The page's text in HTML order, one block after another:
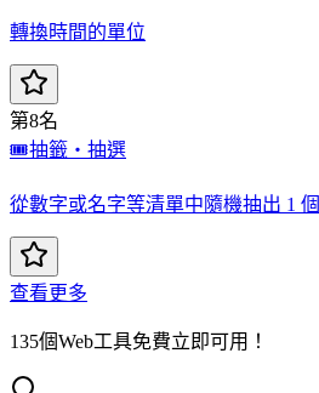
轉換時間的單位
第8名
🎟️抽籤・抽選
從數字或名字等清單中隨機抽出 1 個
查看更多
135個Web工具免費立即可用！